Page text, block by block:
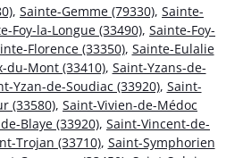
, Sainte-Gemme (79330), Sainte-
Foy-la-Longue (33490), Sainte-Foy-
Florence (33350), Sainte-Eulalie
du-Mont (33410), Saint-Yzans-de-
Yzan-de-Soudiac (33920), Saint-
(33580), Saint-Vivien-de-Médoc
Blaye (33920), Saint-Vincent-de-
Trojan (33710), Saint-Symphorien